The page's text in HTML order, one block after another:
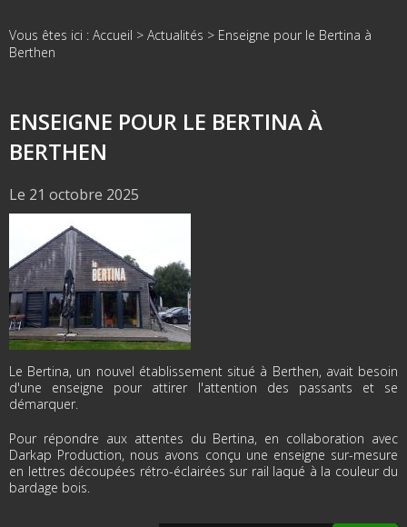
Vous êtes ici : Accueil > Actualités > Enseigne pour le Bertina à
Berthen
ENSEIGNE POUR LE BERTINA À
BERTHEN
Le 21 octobre 2025
Le Bertina, un nouvel établissement situé à Berthen, avait besoin
d'une enseigne pour attirer l'attention des passants et se
démarquer.
Pour répondre aux attentes du Bertina, en collaboration avec
Darkap Production, nous avons conçu une enseigne sur-mesure
en lettres découpées rétro-éclairées sur rail laqué à la couleur du
bardage bois.